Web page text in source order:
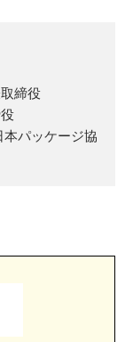
締役
パッケージ協